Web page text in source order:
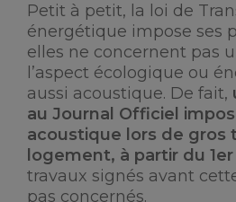
Petit à petit, la loi de
énergétique impose ses
elles ne concernent pas
l’aspect écologique ou
aussi acoustique. De fait,
au Journal Officiel
acoustique lors de gros
logement, à partir du
travaux signés avant
pas concernés.